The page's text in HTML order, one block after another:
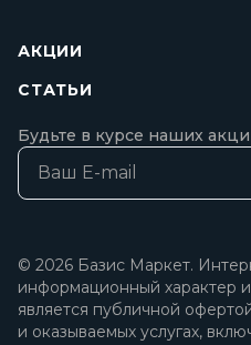
АКЦИИ
СТАТЬИ
Будьте в курсе наших
© 2026 Базис Маркет.
информационный характер
является публичной
и оказываемых услугах,